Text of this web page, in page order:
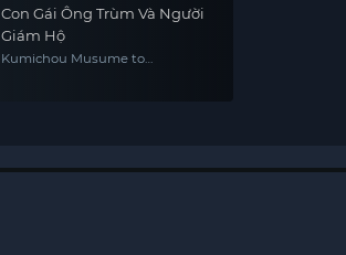
Con Gái Ông Trùm Và Người
Giám Hộ
Kumichou Musume to